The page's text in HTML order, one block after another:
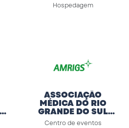
Hospedagem
ASSOCIAÇÃO
MÉDICA DO RIO
GRANDE DO SUL
(AMRIGS)
Centro de eventos